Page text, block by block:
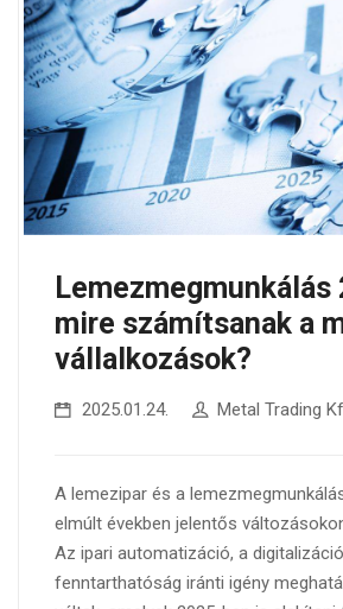
Lemezmegmunkálás
mire számítsanak a
vállalkozások?
2025.01.24. Metal Trading
A lemezipar és a
elmúlt években jelentős
Az ipari automatizáció, a
fenntarthatóság iránti igény